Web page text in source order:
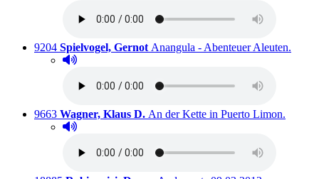
Titelnummer:
9204 von
Spielvogel, Gernot: Anangula - Abenteuer Aleuten.
Hörprobe abspielen
Hörprobe von Anangula - Abenteuer Aleuten.
Titelnummer:
9663 von
Wagner, Klaus D. An der Kette in Puerto Limon.
Hörprobe abspielen
Hörprobe von An der Kette in Puerto Limon.